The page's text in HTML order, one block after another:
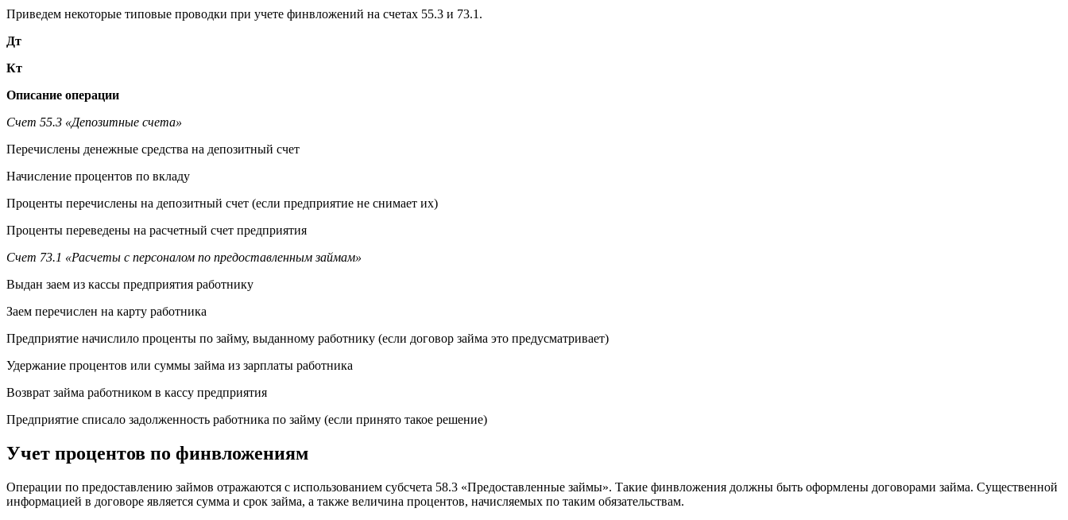
Приведем некоторые типовые проводки при учете финвложений на счетах 55.3 и 73.1.
Дт
Кт
Описание операции
Счет 55.3 «Депозитные счета»
Перечислены денежные средства на депозитный счет
Начисление процентов по вкладу
Проценты перечислены на депозитный счет (если предприятие не снимает их)
Проценты переведены на расчетный счет предприятия
Счет 73.1 «Расчеты с персоналом по предоставленным займам»
Выдан заем из кассы предприятия работнику
Заем перечислен на карту работника
Предприятие начислило проценты по займу, выданному работнику (если договор займа это предусматривает)
Удержание процентов или суммы займа из зарплаты работника
Возврат займа работником в кассу предприятия
Предприятие списало задолженность работника по займу (если принято такое решение)
Учет процентов по финвложениям
Операции по предоставлению займов отражаются с использованием субсчета 58.3 «Предоставленные займы». Такие финвложения должны быть оформлены договорами займа. Существенной
информацией в договоре является сумма и срок займа, а также величина процентов, начисляемых по таким обязательствам.